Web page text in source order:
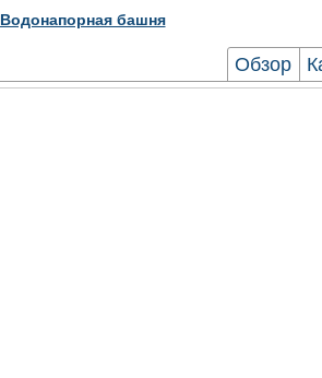
Водонапорная башня
Обзор